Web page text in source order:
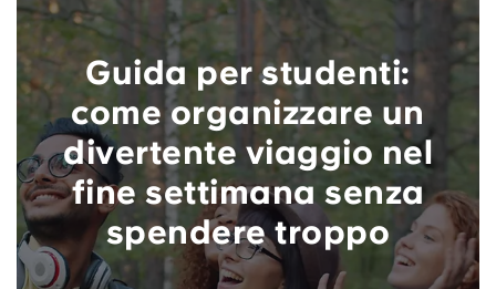
Guida per studenti:
come organizzare un
divertente viaggio nel
fine settimana senza
spendere troppo